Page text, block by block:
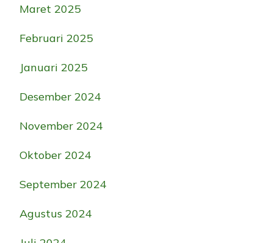
Maret 2025
Februari 2025
Januari 2025
Desember 2024
November 2024
Oktober 2024
September 2024
Agustus 2024